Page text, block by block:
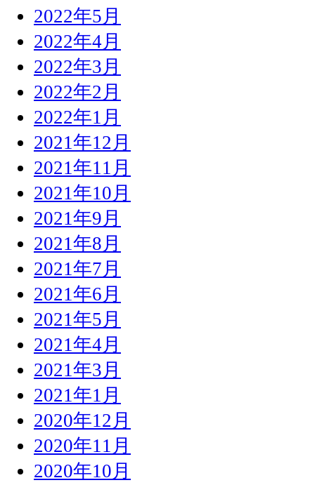
2022年5月
2022年4月
2022年3月
2022年2月
2022年1月
2021年12月
2021年11月
2021年10月
2021年9月
2021年8月
2021年7月
2021年6月
2021年5月
2021年4月
2021年3月
2021年1月
2020年12月
2020年11月
2020年10月